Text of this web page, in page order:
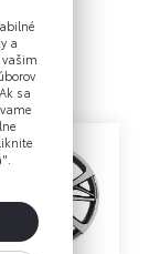
a
sa